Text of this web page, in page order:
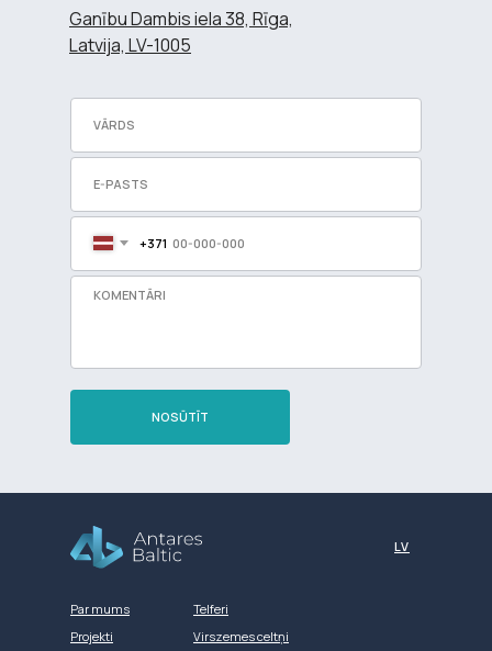
Ganību Dambis iela 38, Rīga,
Latvija, LV-1005
+371
NOSŪTĪT
Par mums
Projekti
Telferi
Virszemes celtņi
LV
Разработка сайта